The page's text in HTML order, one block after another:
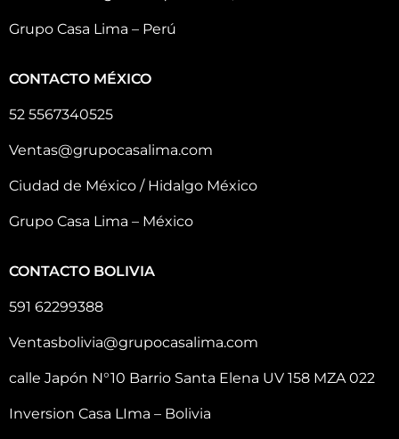
Grupo Casa Lima – Perú
CONTACTO MÉXICO
52 5567340525
Ventas@grupocasalima.com
Ciudad de México / Hidalgo México
Grupo Casa Lima – México
CONTACTO BOLIVIA
591 62299388
Ventasbolivia@grupocasalima.com
calle Japón N°10 Barrio Santa Elena UV 158 MZA 022
Inversion Casa LIma – Bolivia